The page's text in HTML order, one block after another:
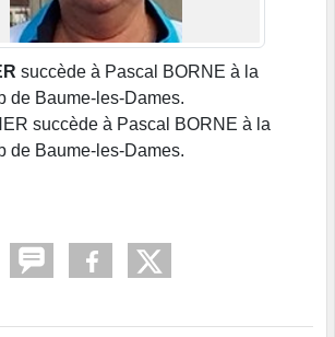
succède à Pascal BORNE à la
de Baume-les-Dames.